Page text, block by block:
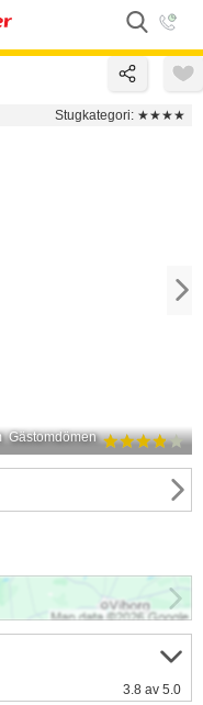
Stugkategori: ★★★★
Gästomdömen
3.8 av 5.0